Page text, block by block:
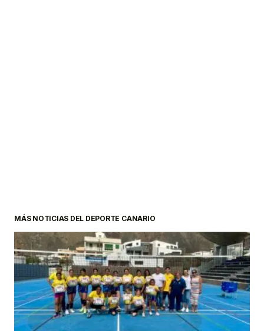
MÁS NOTICIAS DEL DEPORTE CANARIO